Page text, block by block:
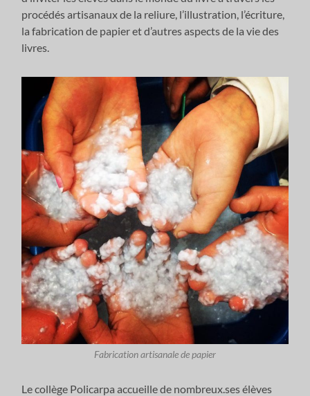
procédés artisanaux de la reliure, l’illustration, l’écriture,
la fabrication de papier et d’autres aspects de la vie des
livres.
Fabrication artisanale de papier
Le collège Policarpa accueille de nombreux.ses élèves